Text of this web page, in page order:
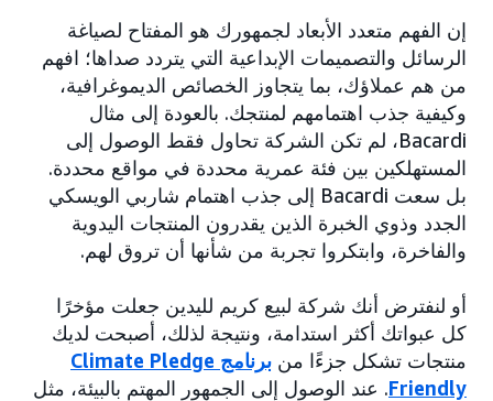
إن الفهم متعدد الأبعاد لجمهورك هو المفتاح لصياغة
الرسائل والتصميمات الإبداعية التي يتردد صداها؛ افهم
من هم عملاؤك، بما يتجاوز الخصائص الديموغرافية،
وكيفية جذب اهتمامهم لمنتجك. بالعودة إلى مثال
Bacardi، لم تكن الشركة تحاول فقط الوصول إلى
المستهلكين بين فئة عمرية محددة في مواقع محددة.
بل سعت Bacardi إلى جذب اهتمام شاربي الويسكي
الجدد وذوي الخبرة الذين يقدرون المنتجات اليدوية
والفاخرة، وابتكروا تجربة من شأنها أن تروق لهم.
أو لنفترض أنك شركة لبيع كريم لليدين جعلت مؤخرًا
كل عبواتك أكثر استدامة، ونتيجة لذلك، أصبحت لديك
منتجات تشكل جزءًا من
برنامج Climate Pledge
Friendly. عند الوصول إلى الجمهور المهتم بالبيئة، مثل